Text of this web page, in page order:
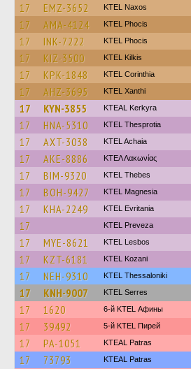
17 EMZ-3652 KTEL Naxos
17 AMA-4124 ΚΤΕL Phocis
17 INK-7222 ΚΤΕL Phocis
17 KIZ-3500 KTEL Kilkis
17 KPK-1848 KTEL Corinthia
17 AHZ-3695 KTEL Xanthi
17 KYN-3855 KTEAL Kerkyra
17 HNA-5310 KTEL Thesprotia
17 AXT-3038 KTEL Achaia
17 AKE-8886 ΚΤΕΛ Λακωνίας
17 BIM-9320 KTEL Thebes
17 BOH-9427 ΚΤΕL Magnesia
17 KHA-2249 ΚΤΕL Evritania
17 KTEL Preveza
17 MYE-8621 KTEL Lesbos
17 KZT-6181 ΚΤΕL Kozani
17 NEH-9310 KTEL Thessaloniki
17 KNH-9007 KTEL Serres
17 1620 6-й KTEL Афины
17 39492 5-й KTEL Пирей
17 PA-1051 KTEAL Patras
17 73793 KTEAL Patras